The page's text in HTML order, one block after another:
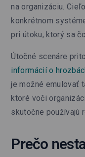
na organizáciu.
konkrétnom
pri útoku, ktorý sa
Útočné scenáre
informácií o
je možné emulovať
ktoré voči
skutočne používajú
Prečo